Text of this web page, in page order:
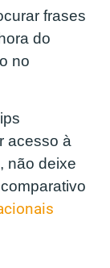
frases
do
no
acesso à
não deixe